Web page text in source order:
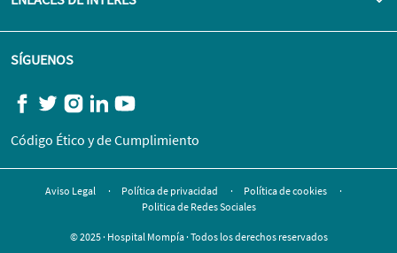
SÍGUENOS
Código Ético y de Cumplimiento
Aviso Legal Política de privacidad
Política de cookies
Politica de Redes Sociales
© 2025 · Hospital Mompía · Todos los derechos reservados